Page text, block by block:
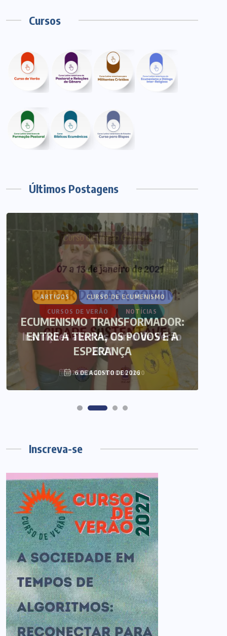
Cursos
Últimos Postagens
ARTIGOS CURSO DE ECUMENISMO
ECUMENISMO TRANSFORMADOR:
ENTRE A TERRA, OS POVOS E A
ESPERANÇA
6 DE AGOSTO DE 2026
Inscreva-se